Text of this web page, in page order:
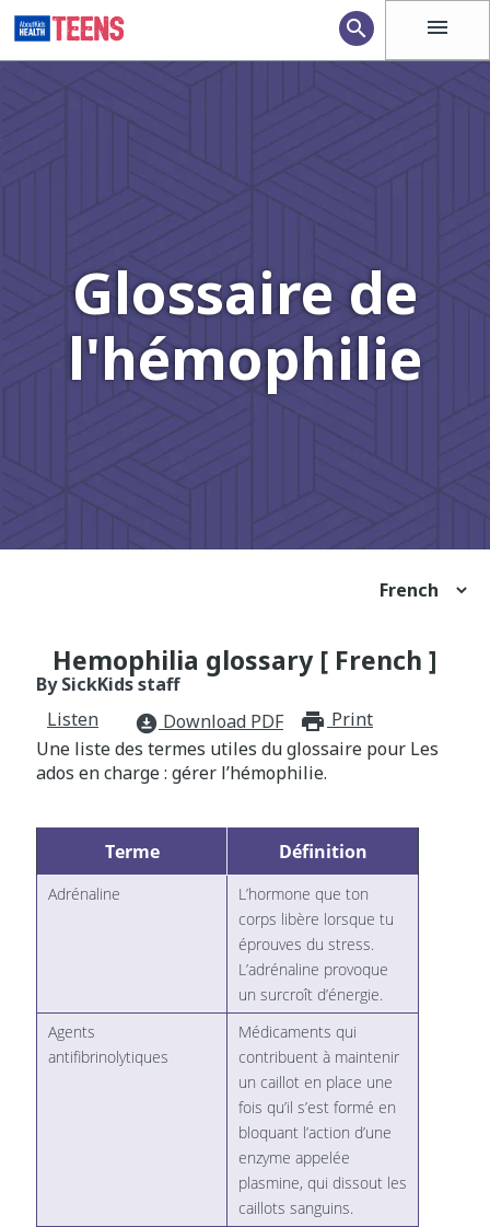
menu
search
Glossaire de
l'hémophilie
Hemophilia glossary [ French ]
By SickKids staff
Listen
download_for_offline Download PDF
Print
Une liste des termes utiles du glossaire pour Les
ados en charge : gérer l’hémophilie.
Terme Définition
Adrénaline
L’hormone que ton
corps libère lorsque tu
éprouves du stress.
L’adrénaline provoque
un surcroît d’énergie.
Agents
antifibrinolytiques
Médicaments qui
contribuent à maintenir
un caillot en place une
fois qu’il s’est formé en
bloquant l’action d’une
enzyme appelée
plasmine, qui dissout les
caillots sanguins.